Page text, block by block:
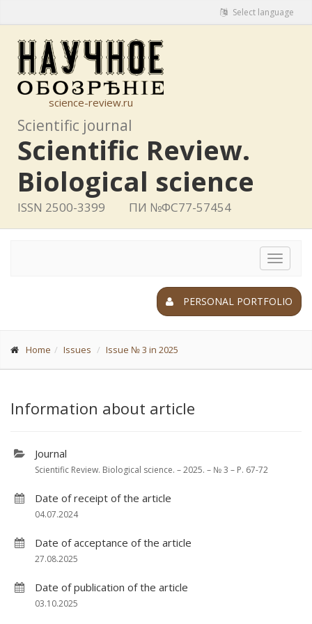
Select language
science-review.ru
Scientific journal
Scientific Review.
Biological science
ISSN 2500-3399 ПИ №ФС77-57454
Toggle
PERSONAL PORTFOLIO
Home Issues Issue № 3 in 2025
Information about article
Journal
Scientific Review. Biological science. – 2025. – № 3 – P. 67-72
Date of receipt of the article
04.07.2024
Date of acceptance of the article
27.08.2025
Date of publication of the article
03.10.2025